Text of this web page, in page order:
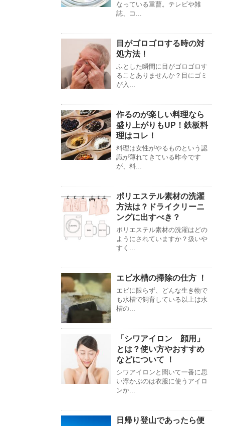
なっている重曹。テレビや雑
誌、コ...
目がゴロゴロする時の対
処方法！
ふとした瞬間に目がゴロゴロす
ることありませんか？目にゴミ
が入...
作るのが楽しい料理なら
盛り上がりもUP！鉄板料
理はコレ！
料理は女性がやるものという認
識が薄れてきている昨今です
が、料...
ポリエステル素材の洗濯
方法は？ドライクリーニ
ングに出すべき？
ポリエステル素材の洗濯はどの
ようにされていますか？扱いや
すく...
エビ水槽の掃除の仕方 ！
エビに限らず、どんな生き物で
も水槽で飼育している以上は水
槽の...
「シワアイロン 顔用」
とは？使い方やおすすめ
などについて ！
シワアイロンと聞いて一番に思
い浮かぶのは衣服に使うアイロ
ンか...
日帰り登山であったら便